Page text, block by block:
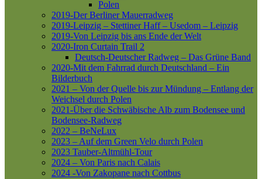
Polen
2019-Der Berliner Mauerradweg
2019-Leipzig – Stettiner Haff – Usedom – Leipzig
2019-Von Leipzig bis ans Ende der Welt
2020-Iron Curtain Trail 2
Deutsch-Deutscher Radweg – Das Grüne Band
2020-Mit dem Fahrrad durch Deutschland – Ein
Bilderbuch
2021 – Von der Quelle bis zur Mündung – Entlang der
Weichsel durch Polen
2021-Über die Schwäbische Alb zum Bodensee und
Bodensee-Radweg
2022 – BeNeLux
2023 – Auf dem Green Velo durch Polen
2023 Tauber-Altmühl-Tour
2024 – Von Paris nach Calais
2024 -Von Zakopane nach Cottbus